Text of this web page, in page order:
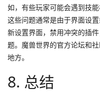
如，有些玩家可能会遇到技
这些问题通常是由于界面设
新设置界面，禁用冲突的插
题。魔兽世界的官方论坛和
地方。
8. 总结